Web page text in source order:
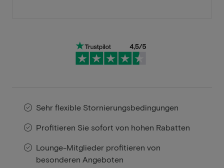
Sehr flexible Stornierungsbedingungen
Profitieren Sie sofort von hohen Rabatten
Lounge-Mitglieder profitieren von
besonderen Angeboten